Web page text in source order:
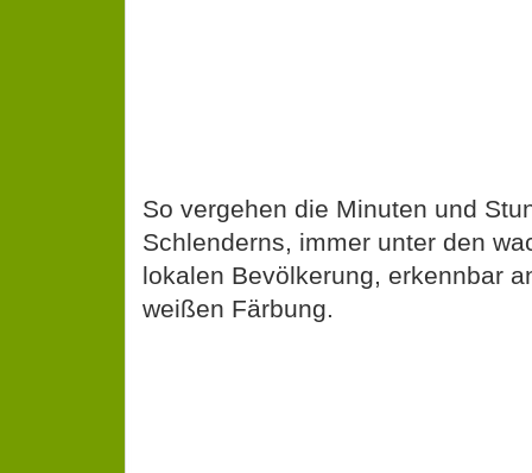
So vergehen die Minuten und
Schlenderns, immer unter den
lokalen Bevölkerung, erkennbar
weißen Färbung.